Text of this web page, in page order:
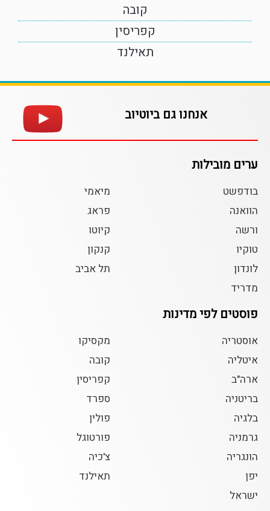
קובה
קפריסין
תאילנד
אנחנו גם ביוטיוב
ערים מובילות
בודפשט
הוואנה
ורשה
טוקיו
לונדון
מדריד
מיאמי
פראג
קיוטו
קנקון
תל אביב
פוסטים לפי מדינות
אוסטריה
איטליה
ארה"ב
בריטניה
בלגיה
גרמניה
הונגריה
יפן
ישראל
מקסיקו
קובה
קפריסין
ספרד
פולין
פורטוגל
צ'כיה
תאילנד